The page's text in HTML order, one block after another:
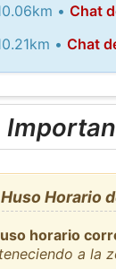
• Chat
• Chat
Huso Horario
horario
a la